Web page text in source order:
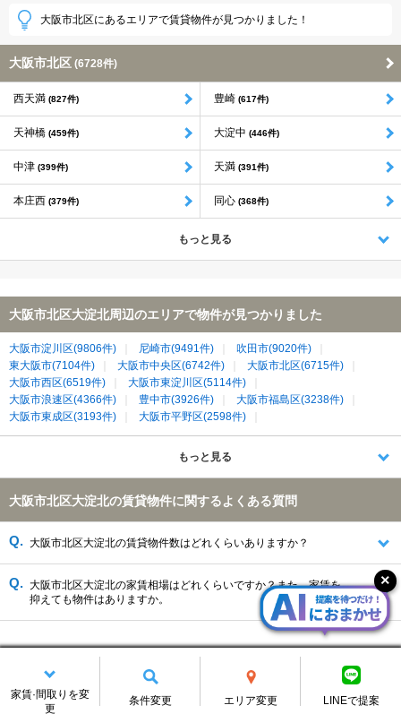
家賃·間取りを変
更
条件変更 エリア変更 LINEで提案
大阪市北区にあるエリアで賃貸物件が見つかりました！
大阪市北区 (6728件)
西天満 (827件) 豊崎 (617件)
天神橋 (459件) 大淀中 (446件)
中津 (399件) 天満 (391件)
本庄西 (379件) 同心 (368件)
もっと見る
大阪市北区大淀北周辺のエリアで物件が見つかりました
大阪市淀川区(9806件) 尼崎市(9491件)
吹田市(9020件)
東大阪市(7104件)
大阪市中央区(6742件)
大阪市北区(6715件)
大阪市西区(6519件)
大阪市東淀川区(5114件)
大阪市浪速区(4366件)
豊中市(3926件)
大阪市福島区(3238件)
大阪市東成区(3193件)
大阪市平野区(2598件)
大阪市西淀川区(2541件)
大阪市都島区(2377件)
大阪市城東区(2011件)
門真市(1169件)
守口市(1152件)
大東市(1132件)
大阪市鶴見区(940件)
大阪市西成区(550件)
もっと見る
大阪市北区大淀北の賃貸物件に関するよくある質問
大阪市北区大淀北の賃貸物件数はどれくらいありますか？
大阪市北区大淀北の家賃相場はどれくらいですか？また、家賃を
抑えても物件はありますか。
大阪市北区大淀北の賃貸情報を変更する